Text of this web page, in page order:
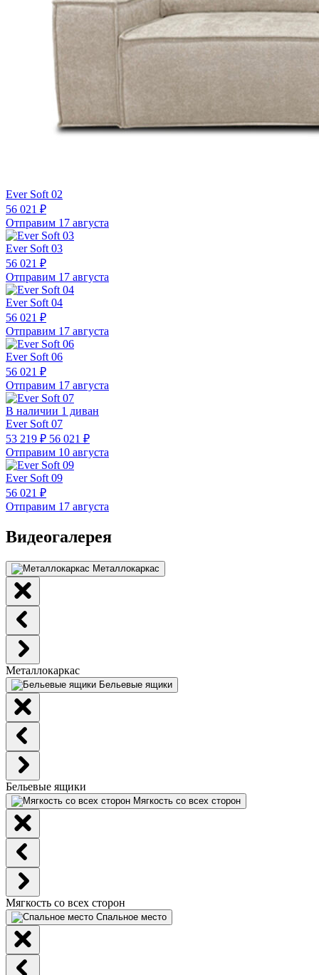
Ever Soft 02
56 021 ₽
Отправим 17 августа
Ever Soft 03
56 021 ₽
Отправим 17 августа
Ever Soft 04
56 021 ₽
Отправим 17 августа
Ever Soft 06
56 021 ₽
Отправим 17 августа
В наличии 1 диван
Ever Soft 07
53 219 ₽ 56 021 ₽
Отправим 10 августа
Ever Soft 09
56 021 ₽
Отправим 17 августа
Видеогалерея
Металлокаркас
Металлокаркас
Бельевые ящики
Бельевые ящики
Мягкость со всех сторон
Мягкость со всех сторон
Спальное место